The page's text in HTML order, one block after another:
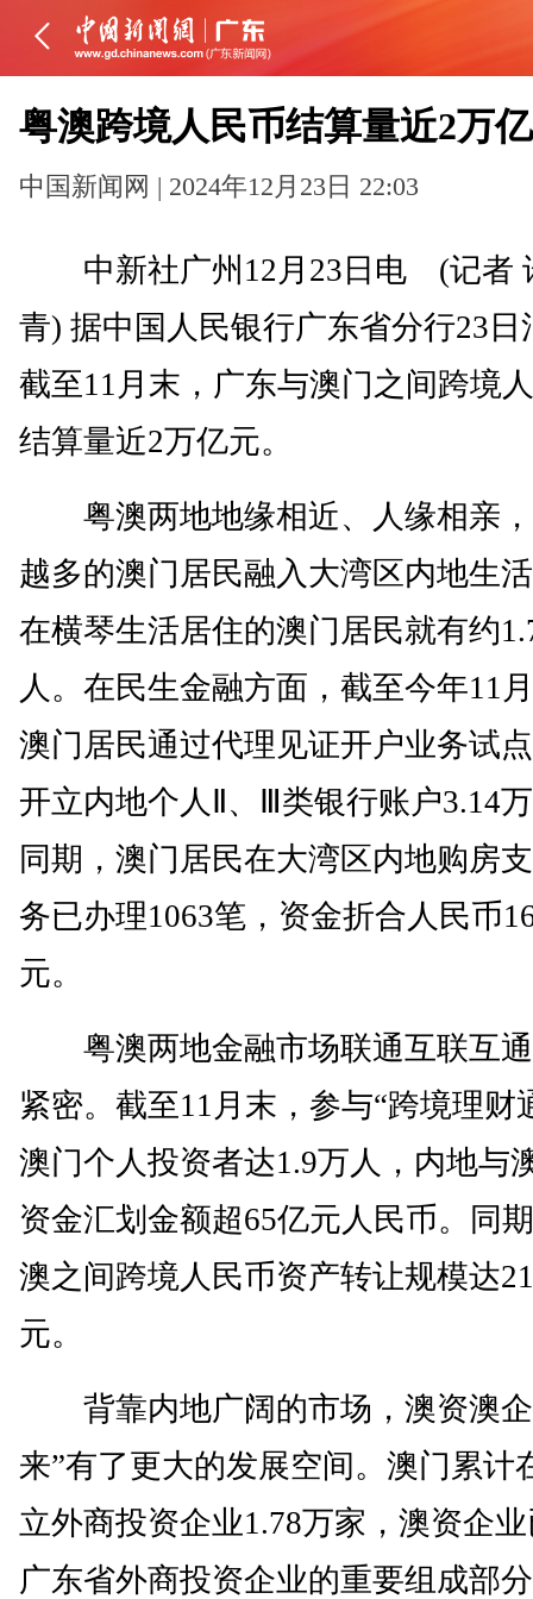
粤澳跨境人民币结算量近2万
中国新闻网 | 2024年12月23日 22:03
中新社广州12月23日电 (记者
青) 据中国人民银行广东省分行23日
截至11月末，广东与澳门之间跨境
结算量近2万亿元。
粤澳两地地缘相近、人缘相亲
越多的澳门居民融入大湾区内地生
在横琴生活居住的澳门居民就有约
人。在民生金融方面，截至今年11
澳门居民通过代理见证开户业务试
开立内地个人Ⅱ、Ⅲ类银行账户3.14
同期，澳门居民在大湾区内地购房
务已办理1063笔，资金折合人民币
元。
粤澳两地金融市场联通互联互
紧密。截至11月末，参与“跨境理财
澳门个人投资者达1.9万人，内地与
资金汇划金额超65亿元人民币。同
澳之间跨境人民币资产转让规模达
元。
背靠内地广阔的市场，澳资澳企
来”有了更大的发展空间。澳门累计
立外商投资企业1.78万家，澳资企
广东省外商投资企业的重要组成部